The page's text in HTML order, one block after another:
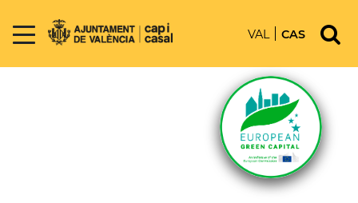
VAL CAS